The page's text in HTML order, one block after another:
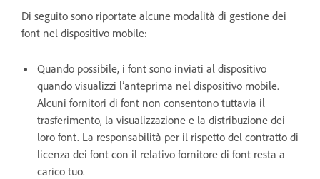
Di seguito sono riportate alcune modalità di gestione dei
font nel dispositivo mobile:
Quando possibile, i font sono inviati al dispositivo
quando visualizzi l’anteprima nel dispositivo mobile.
Alcuni fornitori di font non consentono tuttavia il
trasferimento, la visualizzazione e la distribuzione dei
loro font. La responsabilità per il rispetto del contratto di
licenza dei font con il relativo fornitore di font resta a
carico tuo.